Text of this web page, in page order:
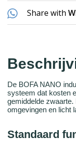
Share with
De BOFA NANO
systeem dat kosten
gemiddelde
omgevingen en licht
Standaard